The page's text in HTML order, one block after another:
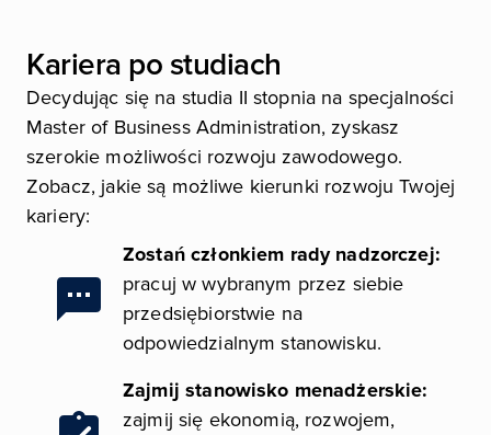
Kariera po studiach
Decydując się na studia II stopnia na specjalności
Master of Business Administration, zyskasz
szerokie możliwości rozwoju zawodowego.
Zobacz, jakie są możliwe kierunki rozwoju Twojej
kariery:
Obraz
Zostań członkiem rady nadzorczej:
pracuj w wybranym przez siebie
przedsiębiorstwie na
odpowiedzialnym stanowisku.
Obraz
Zajmij stanowisko menadżerskie:
zajmij się ekonomią, rozwojem,